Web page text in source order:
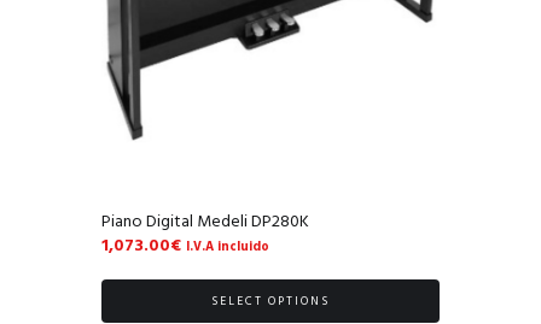
Piano Digital Medeli DP280K
1,073.00€ I.V.A incluido
SELECT OPTIONS